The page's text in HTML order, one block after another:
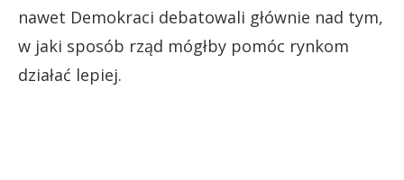
nawet Demokraci debatowali głównie nad tym,
w jaki sposób rząd mógłby pomóc rynkom
działać lepiej.